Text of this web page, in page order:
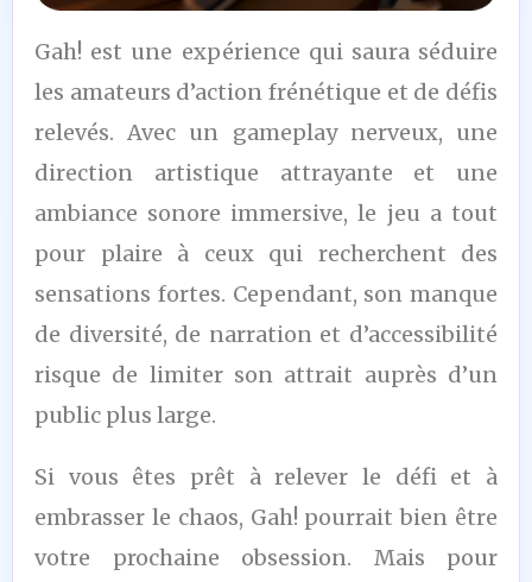
7
/10
Gah! est une expérience qui saura séduire
les amateurs d’action frénétique et de défis
relevés. Avec un gameplay nerveux, une
direction artistique attrayante et une
ambiance sonore immersive, le jeu a tout
pour plaire à ceux qui recherchent des
sensations fortes. Cependant, son manque
de diversité, de narration et d’accessibilité
risque de limiter son attrait auprès d’un
public plus large.
Si vous êtes prêt à relever le défi et à
embrasser le chaos, Gah! pourrait bien être
votre prochaine obsession. Mais pour